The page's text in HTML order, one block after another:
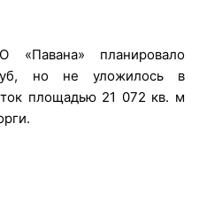
планировало
но не уложилось в
площадью 21 072 кв. м